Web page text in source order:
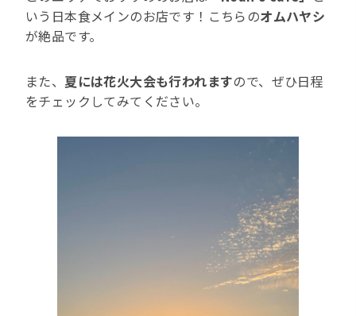
いう日本食メインのお店です！こちらのオムハヤシ
が絶品です。
また、 夏には花火大会も行われますので、ぜひ日程
をチェックしてみてください。